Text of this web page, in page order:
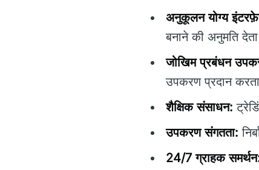
अनुकूलन योग्य
बनाने की अनुमति
जोखिम प्रबंधन
उपकरण प्रदान
शैक्षिक संसाधन:
उपकरण संगतता:
24/7 ग्राहक